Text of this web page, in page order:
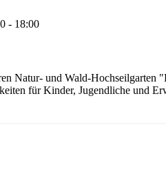
- 18:00
Natur- und Wald-
für Kinder, Jugendliche und